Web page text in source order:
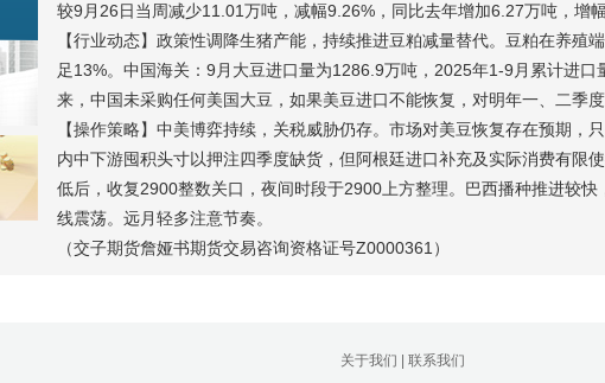
较9月26日当周减少11.01万吨，减幅9.26%，同比去年增加6.27万吨，增幅
【行业动态】政策性调降生猪产能，持续推进豆粕减量替代。豆粕在养
足13%。中国海关：9月大豆进口量为1286.9万吨，2025年1-9月累计进
来，中国未采购任何美国大豆，如果美豆进口不能恢复，对明年一、二季度
【操作策略】中美博弈持续，关税威胁仍存。市场对美豆恢复存在预期，
内中下游囤积头寸以押注四季度缺货，但阿根廷进口补充及实际消费有限
低后，收复2900整数关口，夜间时段于2900上方整理。巴西播种推进较
线震荡。远月轻多注意节奏。
（交子期货詹娅书期货交易咨询资格证号Z0000361）
关于我们
联系我们